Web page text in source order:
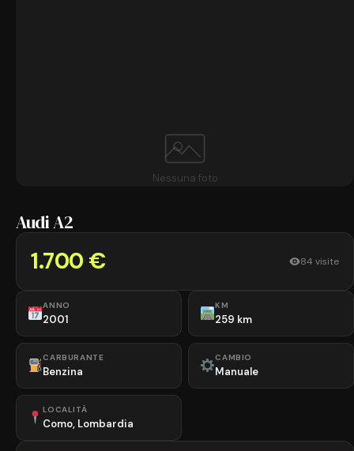
Nessuna foto
Audi A2
1.700 € 84 visite
ANNO
2001
KM
259 km
CARBURANTE
Benzina
CAMBIO
Manuale
LOCALITÀ
Como, Lombardia